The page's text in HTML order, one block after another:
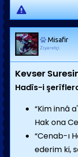
Misafir
Ziyaretçi
Kevser
Hadîs-i
“Kim innâ
Hak ona
“Cenab-ı
ederim ki,